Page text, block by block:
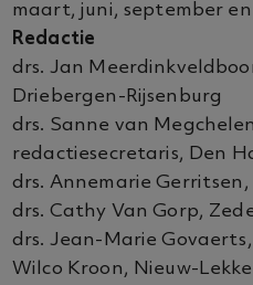
maart, juni, september en
Redactie
drs. Jan
Driebergen-Rijsenburg
drs. Sanne van
redactiesecretaris, Den
drs. Annemarie
drs. Cathy Van Gorp,
drs. Jean-Marie
Wilco Kroon, Nieuw-